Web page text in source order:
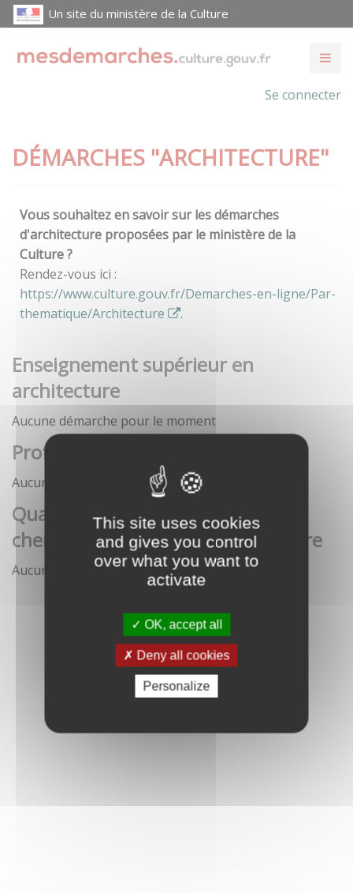
This site uses cookies
and gives you control
over what you want to
activate
OK, accept all
Deny all cookies
Personalize
Un site du ministère de la Culture
Se connecter
DÉMARCHES "ARCHITECTURE"
Vous souhaitez en savoir sur les démarches
d'architecture proposées par le ministère de la
Culture ?
Rendez-vous ici :
https://www.culture.gouv.fr/Demarches-en-ligne/Par-
thematique/Architecture
.
Enseignement supérieur en
architecture
Aucune démarche pour le moment
Profession architecte
Aucune démarche pour le moment
Qualification des enseignants-
chercheurs en écoles d'architecture
Aucune démarche pour le moment